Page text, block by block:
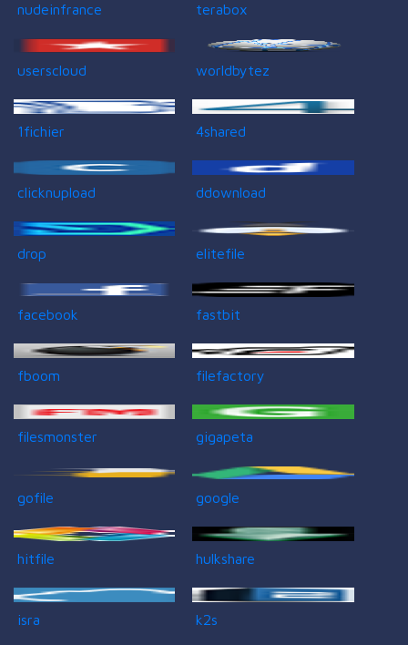
nudeinfrance terabox
userscloud worldbytez
1fichier 4shared
clicknupload ddownload
drop elitefile
facebook fastbit
fboom filefactory
filesmonster gigapeta
gofile google
hitfile hulkshare
isra k2s